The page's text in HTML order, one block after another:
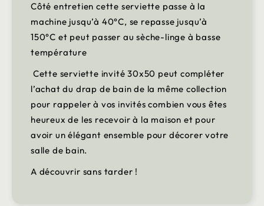
Côté entretien cette serviette passe à la
machine jusqu’à 40°C, se repasse jusqu’à
150°C et peut passer au sèche-linge à basse
température
Cette serviette invité 30x50 peut compléter
l’achat du drap de bain de la même collection
pour rappeler à vos invités combien vous êtes
heureux de les recevoir à la maison et pour
avoir un élégant ensemble pour décorer votre
salle de bain.
A découvrir sans tarder !